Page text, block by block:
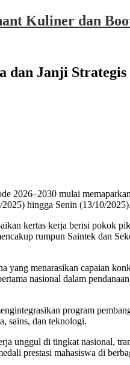
Kuliner dan
Janji Strategis
2026–2030 mulai
hingga Senin (13/10/2025).
kertas kerja berisi pokok
rumpun Saintek dan
menarasikan capaian
nasional dalam
program
sains, dan teknologi.
unggul di tingkat nasional,
prestasi mahasiswa di